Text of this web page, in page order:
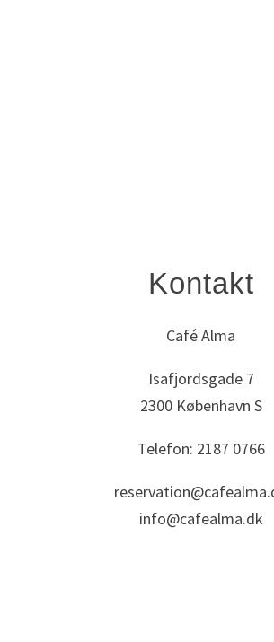
Kontakt
Café Alma
Isafjordsgade 7
2300 København S
Telefon: 2187 0766
info@cafealma.dk